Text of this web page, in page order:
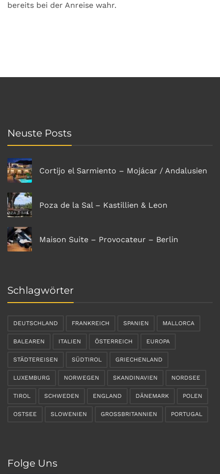
bereits bei der Anreise wahr.
Neuste Posts
Cortijo el Sarmiento – Mojácar / Andalusien
Poza de la Sal – Kastillien & Leon
Maison Suite – Provocateur – Berlin
Schlagwörter
DEUTSCHLAND FRANKREICH SPANIEN MALLORCA
BALEAREN ITALIEN ÖSTERREICH EUROPA
STÄDTEREISEN SÜDTIROL GRIECHENLAND
LUXEMBURG NORWEGEN SKANDINAVIEN NORDSEE
TIROL SCHWEDEN ENGLAND DÄNEMARK POLEN
OSTSEE SLOWENIEN GROSSBRITANNIEN PORTUGAL
Folge Uns